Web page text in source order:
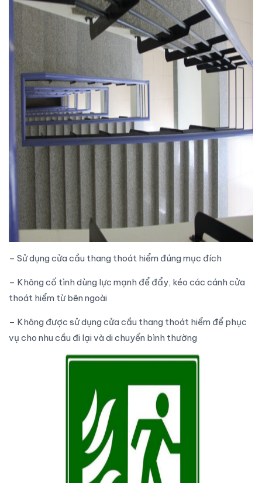
– Sử dụng cửa cầu thang thoát hiểm đúng mục đích
– Không cố tình dùng lực mạnh để đẩy, kéo các cánh cửa
thoát hiểm từ bên ngoài
– Không được sử dụng cửa cầu thang thoát hiểm để phục
vụ cho nhu cầu đi lại và di chuyển bình thường